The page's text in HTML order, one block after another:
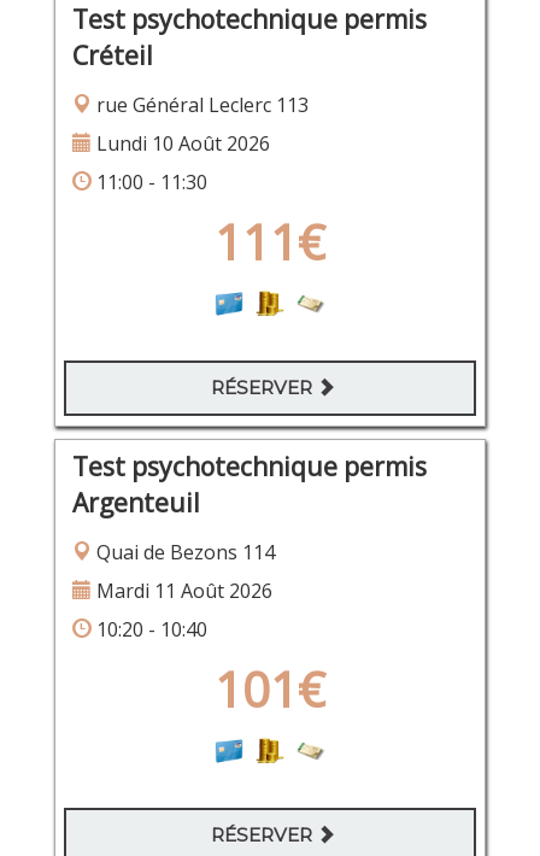
Test psychotechnique permis
Créteil
rue Général Leclerc 113
Lundi 10 Août 2026
11:00 - 11:30
111€
RÉSERVER
Test psychotechnique permis
Argenteuil
Quai de Bezons 114
Mardi 11 Août 2026
10:20 - 10:40
101€
RÉSERVER